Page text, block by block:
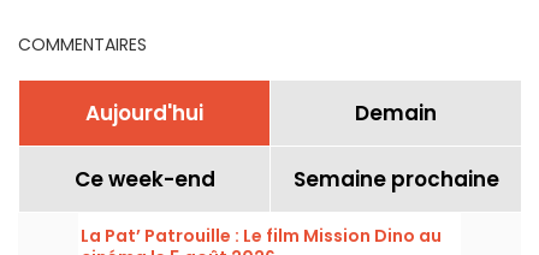
COMMENTAIRES
Aujourd'hui Demain
Ce week-end Semaine prochaine
La Pat’ Patrouille : Le film Mission Dino au